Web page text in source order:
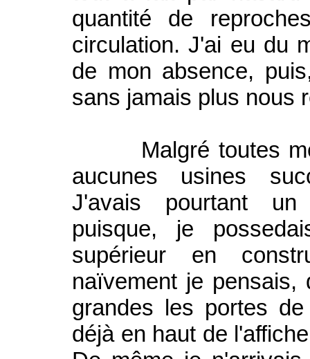
quantité de
circulation. J'ai eu du
de mon absence,
sans jamais plus nous
Malgré toutes mes
aucunes usines
J'avais pourtant un
puisque, je
supérieur en
naïvement je pensais,
grandes les portes
déjà en haut de